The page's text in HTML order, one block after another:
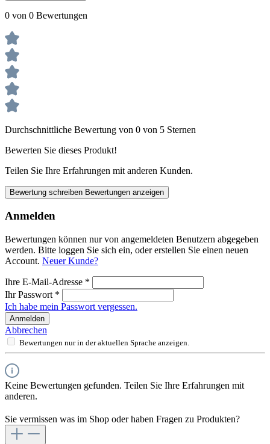
0 von 0 Bewertungen
Durchschnittliche Bewertung von 0 von 5 Sternen
Bewerten Sie dieses Produkt!
Teilen Sie Ihre Erfahrungen mit anderen Kunden.
Bewertung schreiben Bewertungen anzeigen
Anmelden
Bewertungen können nur von angemeldeten Benutzern abgegeben
werden. Bitte loggen Sie sich ein, oder erstellen Sie einen neuen
Account. Neuer Kunde?
Ihre E-Mail-Adresse *
Ihr Passwort *
Ich habe mein Passwort vergessen.
Anmelden
Abbrechen
Bewertungen nur in der aktuellen Sprache anzeigen.
Keine Bewertungen gefunden. Teilen Sie Ihre Erfahrungen mit
anderen.
Sie vermissen was im Shop oder haben Fragen zu Produkten?